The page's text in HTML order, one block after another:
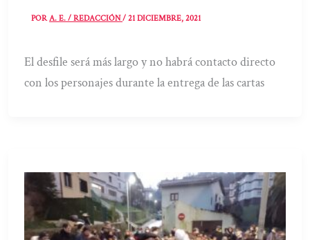
PORA. E. / REDACCIÓN/21 DICIEMBRE, 2021
El desfile será más largo y no habrá contacto directo
con los personajes durante la entrega de las cartas